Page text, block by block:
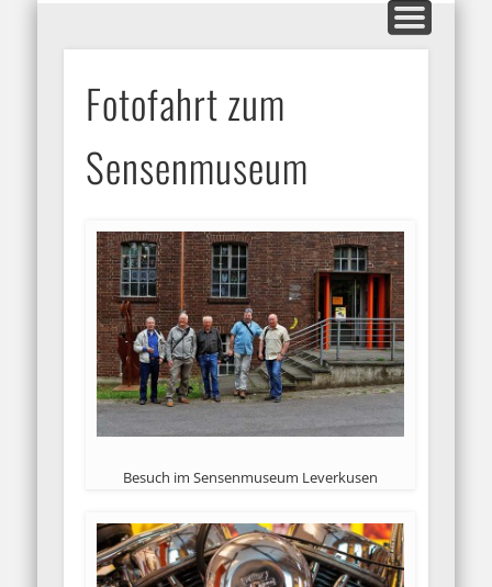
ARFO-Fotoclub
Fotofahrt zum
Sensenmuseum
Besuch im Sensenmuseum Leverkusen